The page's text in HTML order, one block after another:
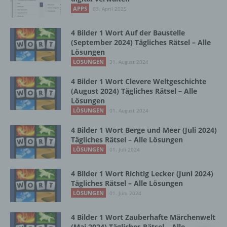
APPS 03. April 2025
4 Bilder 1 Wort Auf der Baustelle
(September 2024) Tägliches Rätsel – Alle
Lösungen
LÖSUNGEN 31. August 2024
4 Bilder 1 Wort Clevere Weltgeschichte
(August 2024) Tägliches Rätsel – Alle
Lösungen
LÖSUNGEN 01. August 2024
4 Bilder 1 Wort Berge und Meer (Juli 2024)
Tägliches Rätsel – Alle Lösungen
LÖSUNGEN 01. Juli 2024
4 Bilder 1 Wort Richtig Lecker (Juni 2024)
Tägliches Rätsel – Alle Lösungen
LÖSUNGEN 01. Juni 2024
4 Bilder 1 Wort Zauberhafte Märchenwelt
Zusammenhang mit personenbezogenen
Organisation, das Ordnen, die Speicherung,
die Anpassung oder Veränderung, das
Auslesen, das Abfragen, die Verwendung,
die Offenlegung durch Übermittlung,
Bereitstellung, den Abgleich oder die
Verknüpfung, die Einschränkung, das
Löschen oder die Vernichtung.
d) Einschränkung der Verarbeitung
Einschränkung der Verarbeitung ist die
Markierung gespeicherter
personenbezogener Daten mit dem Ziel, ihre
künftige Verarbeitung einzuschränken.
e) Profiling